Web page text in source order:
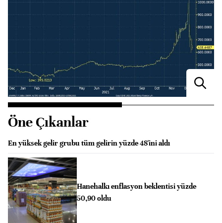
Öne Çıkanlar
En yüksek gelir grubu tüm gelirin yüzde 48'ini aldı
Hanehalkı enflasyon beklentisi yüzde
50,90 oldu